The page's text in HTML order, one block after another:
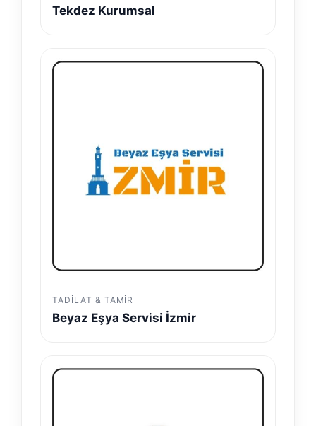
Tekdez Kurumsal
TADILAT & TAMIR
Beyaz Eşya Servisi İzmir